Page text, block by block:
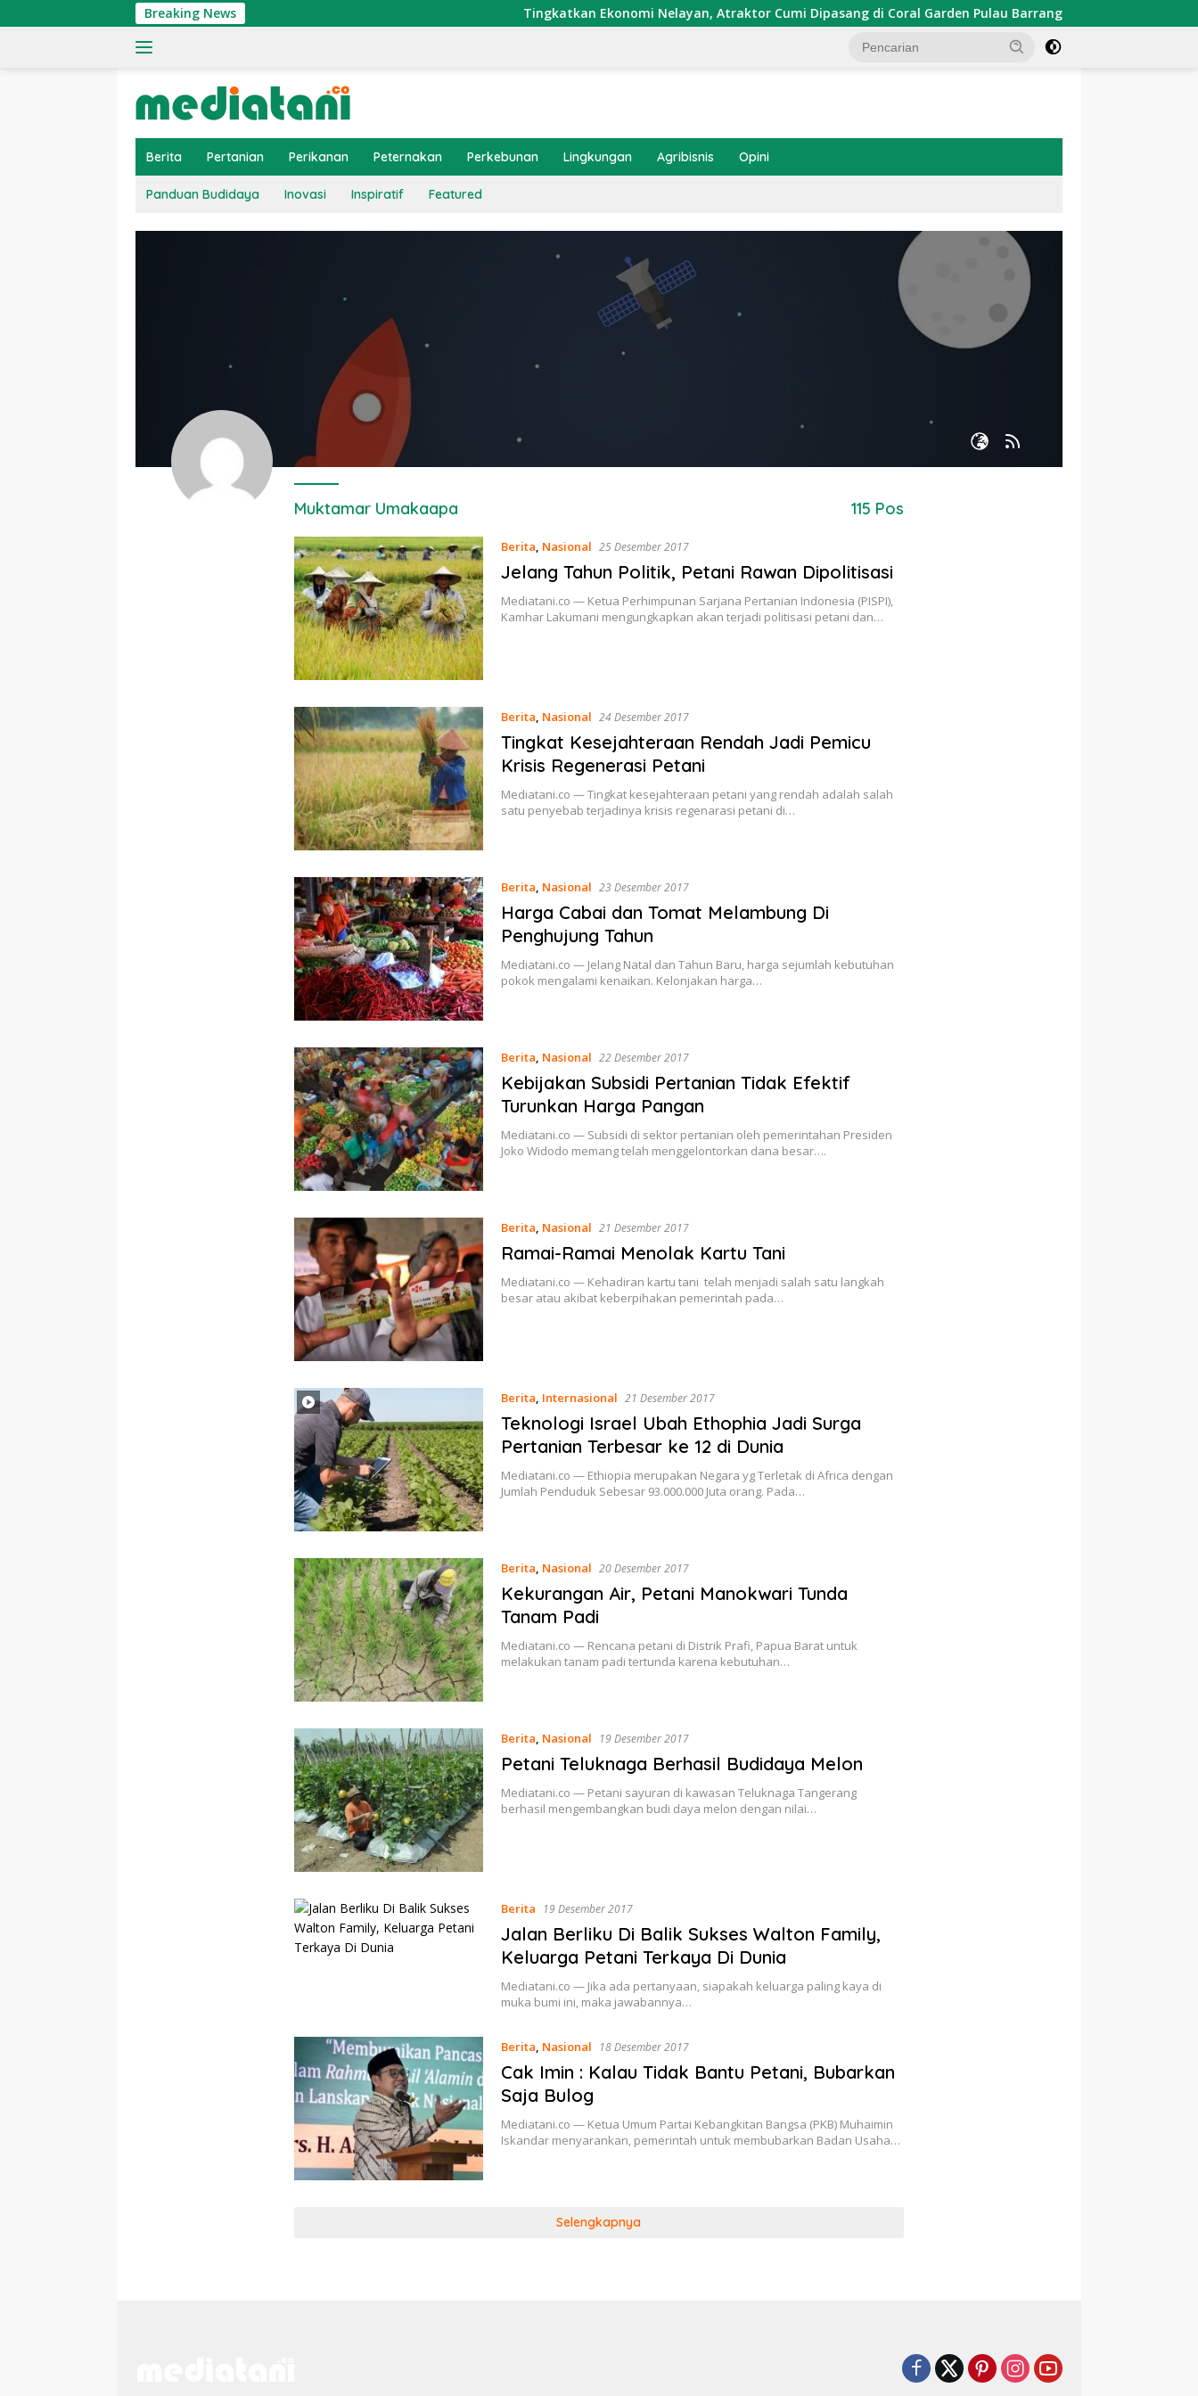
ke
Breaking News Tingkatkan Ekonomi Nelayan, Atraktor Cumi Dipasang di Coral Garden Pulau Barrang Caddi
Berita Pertanian Perikanan Peternakan Perkebunan Lingkungan Agribisnis Opini
Panduan Budidaya Inovasi Inspiratif Featured
Muktamar Umakaapa 115 Pos
Berita, Nasional 25 Desember 2017
Jelang Tahun Politik, Petani Rawan Dipolitisasi
Mediatani.co — Ketua Perhimpunan Sarjana Pertanian Indonesia (PISPI),
Kamhar Lakumani mengungkapkan akan terjadi politisasi petani dan…
Berita, Nasional 24 Desember 2017
Tingkat Kesejahteraan Rendah Jadi Pemicu
Krisis Regenerasi Petani
Mediatani.co — Tingkat kesejahteraan petani yang rendah adalah salah
satu penyebab terjadinya krisis regenarasi petani di…
Berita, Nasional 23 Desember 2017
Harga Cabai dan Tomat Melambung Di
Penghujung Tahun
Mediatani.co — Jelang Natal dan Tahun Baru, harga sejumlah kebutuhan
pokok mengalami kenaikan. Kelonjakan harga…
Berita, Nasional 22 Desember 2017
Kebijakan Subsidi Pertanian Tidak Efektif
Turunkan Harga Pangan
Mediatani.co — Subsidi di sektor pertanian oleh pemerintahan Presiden
Joko Widodo memang telah menggelontorkan dana besar….
Berita, Nasional 21 Desember 2017
Ramai-Ramai Menolak Kartu Tani
Mediatani.co — Kehadiran kartu tani telah menjadi salah satu langkah
besar atau akibat keberpihakan pemerintah pada…
Berita, Internasional 21 Desember 2017
Teknologi Israel Ubah Ethophia Jadi Surga
Pertanian Terbesar ke 12 di Dunia
Mediatani.co — Ethiopia merupakan Negara yg Terletak di Africa dengan
Jumlah Penduduk Sebesar 93.000.000 Juta orang. Pada…
Berita, Nasional 20 Desember 2017
Kekurangan Air, Petani Manokwari Tunda
Tanam Padi
Mediatani.co — Rencana petani di Distrik Prafi, Papua Barat untuk
melakukan tanam padi tertunda karena kebutuhan…
Berita, Nasional 19 Desember 2017
Petani Teluknaga Berhasil Budidaya Melon
Mediatani.co — Petani sayuran di kawasan Teluknaga Tangerang
berhasil mengembangkan budi daya melon dengan nilai…
Berita 19 Desember 2017
Jalan Berliku Di Balik Sukses Walton Family,
Keluarga Petani Terkaya Di Dunia
Mediatani.co — Jika ada pertanyaan, siapakah keluarga paling kaya di
muka bumi ini, maka jawabannya…
Berita, Nasional 18 Desember 2017
Cak Imin : Kalau Tidak Bantu Petani, Bubarkan
Saja Bulog
Mediatani.co — Ketua Umum Partai Kebangkitan Bangsa (PKB) Muhaimin
Iskandar menyarankan, pemerintah untuk membubarkan Badan Usaha…
Selengkapnya